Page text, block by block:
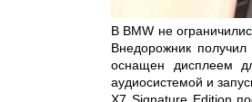
В BMW не
Внедорожник
оснащен дисплеем
аудиосистемой и
Х7 Signature Edition